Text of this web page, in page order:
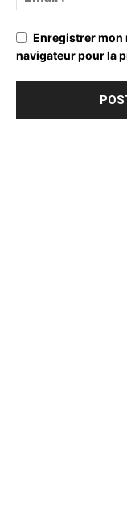
Enregistrer mon
navigateur pour la